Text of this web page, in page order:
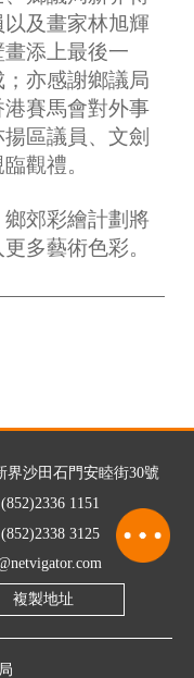
及畫家林旭輝
添上最後一
亦感謝鄉議局
賽馬會對外事
區議員、文劍
觀禮。
郊彩繪計劃將
多藝術色彩。
界沙田石門安睦街30號
1151
3125
複製地址